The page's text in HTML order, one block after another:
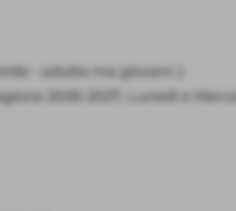
- adulte ma giovani :)
2026-2027, Lunedì e